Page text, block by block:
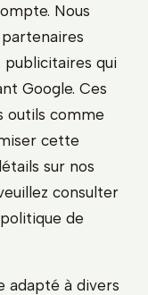
Nous
qui
Google. Ces
outils comme
cette
sur nos
consulter
de
adapté à divers